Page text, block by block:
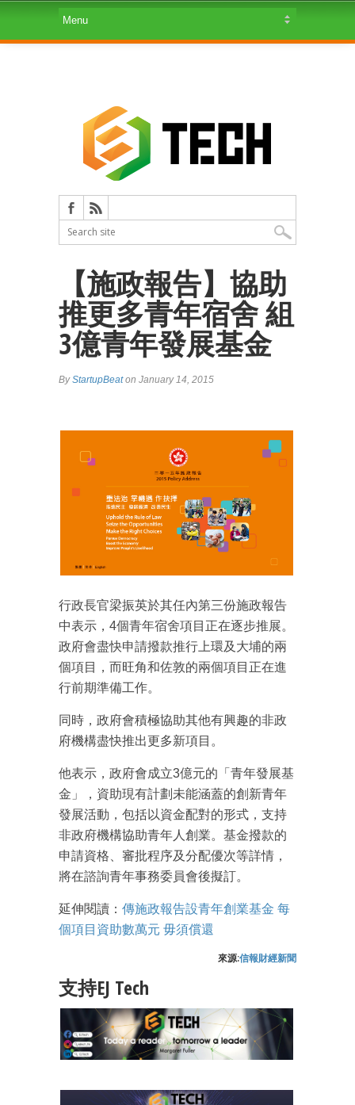
【施政報告】協助
推更多青年宿舍 組
3億青年發展基金
ByStartupBeaton January 14, 2015
行政長官梁振英於其任內第三份施政報告
中表示，4個青年宿舍項目正在逐步推展。
政府會盡快申請撥款推行上環及大埔的兩
個項目，而旺角和佐敦的兩個項目正在進
行前期準備工作。
同時，政府會積極協助其他有興趣的非政
府機構盡快推出更多新項目。
他表示，政府會成立3億元的「青年發展基
金」，資助現有計劃未能涵蓋的創新青年
發展活動，包括以資金配對的形式，支持
非政府機構協助青年人創業。基金撥款的
申請資格、審批程序及分配優次等詳情，
將在諮詢青年事務委員會後擬訂。
延伸閱讀： 傳施政報告設青年創業基金 每
個項目資助數萬元 毋須償還
來源:信報財經新聞
支持EJ Tech